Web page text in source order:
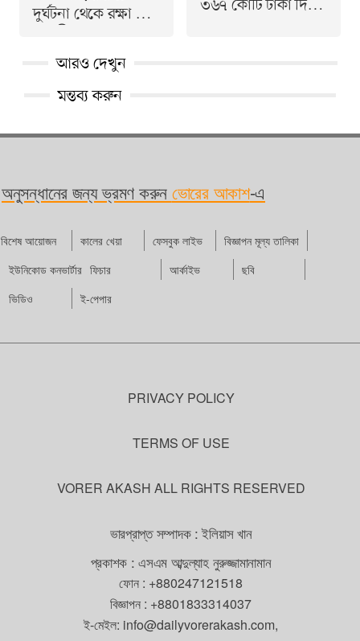
দুর্ঘটনা থেকে রক্ষা পেল
৩৬৭ কোটি টাকা দিচ্ছে
আরও দেখুন
মন্তব্য করুন
অনুসন্ধানের জন্য ভ্রমণ করুনভোরের আকাশ-এ
বিশেষ আয়োজন কালের খেয়া ফেসবুক লাইভ
বিজ্ঞাপন মূল্য তালিকা
ইউনিকোড কনভার্টার ফিচার আর্কাইভ
ছবি
ভিডিও
ই-পেপার
PRIVACY POLICY
TERMS OF USE
VORER AKASH ALL RIGHTS RESERVED
ভারপ্রাপ্ত সম্পাদক : ইলিয়াস খান
প্রকাশক : এসএম আব্দুল্যাহ নুরুজ্জামানামান
ফোন : +880247121518
বিজ্ঞাপন : +8801833314037
ই-মেইল: info@dailyvorerakash.com,